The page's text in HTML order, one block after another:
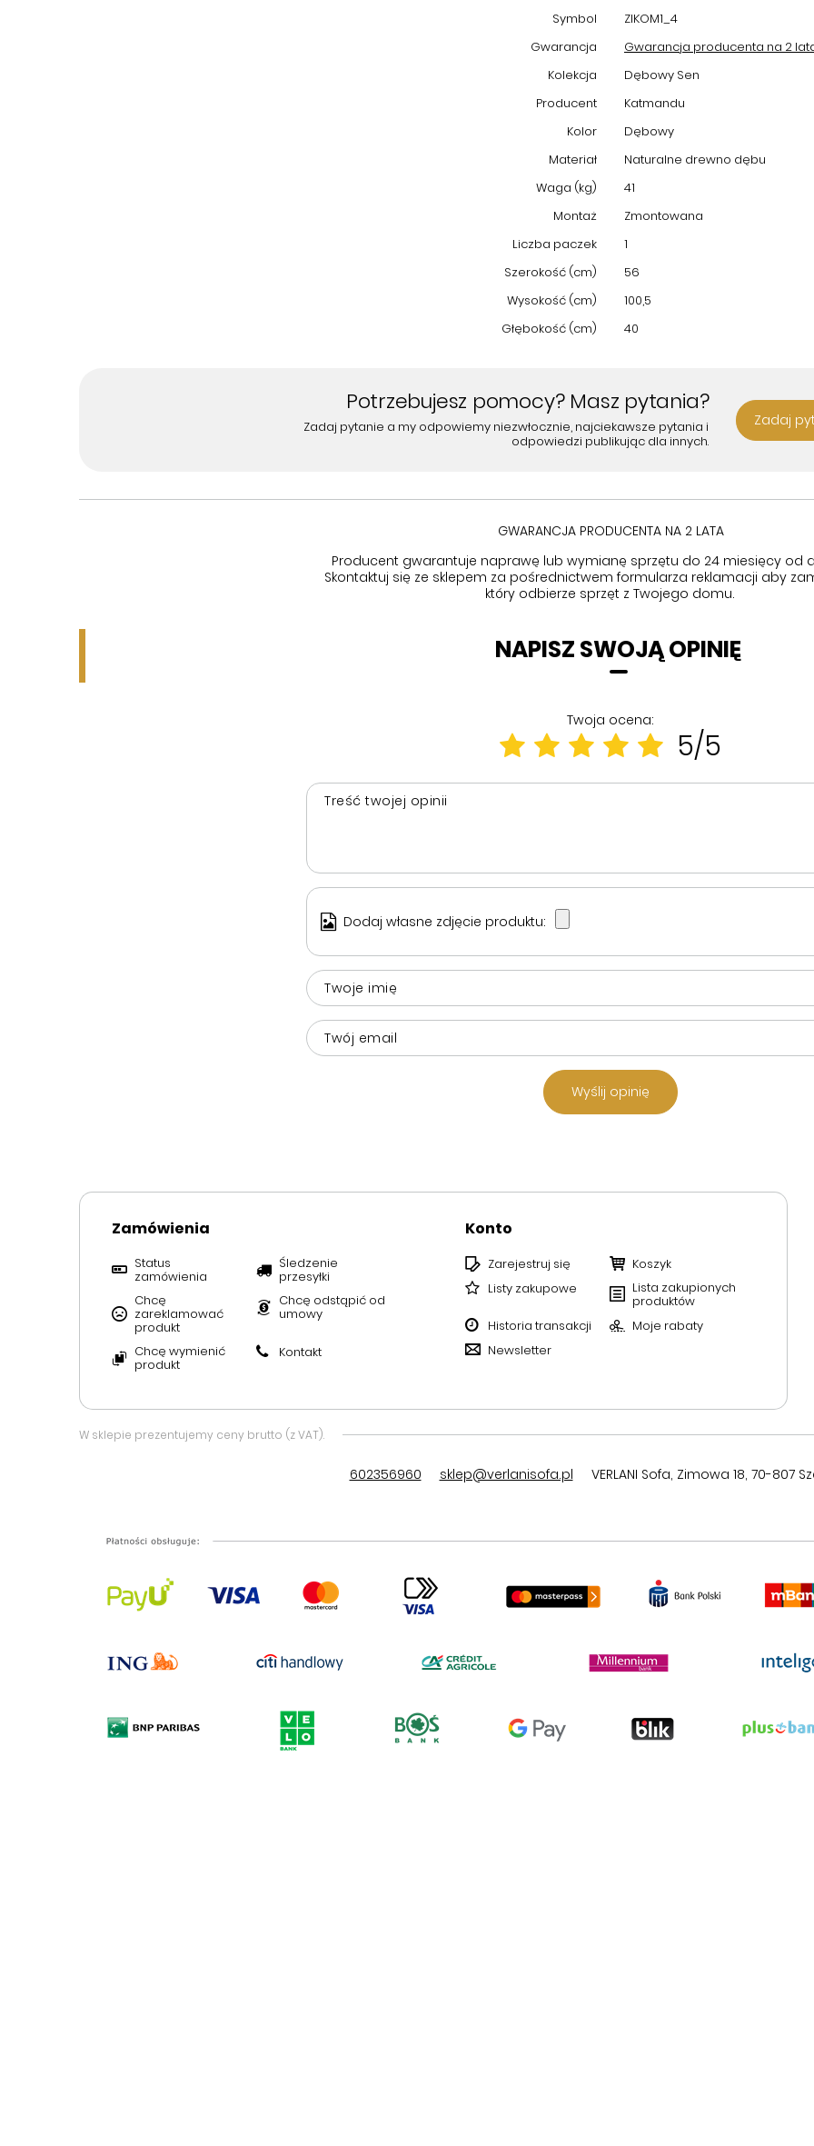
Symbol
ZIKOM1_4
Gwarancja
Gwarancja producenta na 2
Kolekcja
Dębowy Sen
Producent
Katmandu
Kolor
Dębowy
Materiał
Naturalne drewno dębu
Waga (kg)
41
Montaż
Zmontowana
Liczba paczek
1
Szerokość (cm)
56
Wysokość (cm)
100,5
Głębokość (cm)
40
Potrzebujesz pomocy? Masz pytania?
Zadaj pytanie a my odpowiemy niezwłocznie, najciekawsze pytania i
odpowiedzi publikując dla innych.
Zadaj
GWARANCJA PRODUCENTA NA 2 LATA
Producent gwarantuje naprawę lub wymianę sprzętu do 24 miesięcy od
Skontaktuj się ze sklepem za pośrednictwem formularza reklamacji aby
który odbierze sprzęt z Twojego domu.
NAPISZ SWOJĄ OPINIĘ
Twoja ocena:
5/5
Treść twojej opinii
Dodaj własne zdjęcie produktu:
Twoje imię
Twój email
Wyślij opinię
Zamówienia
Status
zamówienia
Śledzenie
przesyłki
Chcę
zareklamować
produkt
Chcę odstąpić od
umowy
Chcę wymienić
produkt
Kontakt
Konto
Zarejestruj się
Koszyk
Listy zakupowe
Lista zakupionych
produktów
Historia transakcji
Moje rabaty
Newsletter
W sklepie prezentujemy ceny brutto (z VAT).
602356960 sklep@verlanisofa.pl VERLANI Sofa, Zimowa 18, 70-807